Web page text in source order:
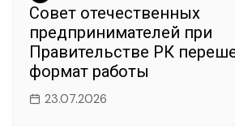
Совет отечественных
предпринимателей при
Правительстве РК
формат работы
23.07.2026